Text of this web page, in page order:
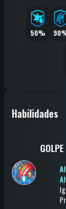
50%
Habilidades